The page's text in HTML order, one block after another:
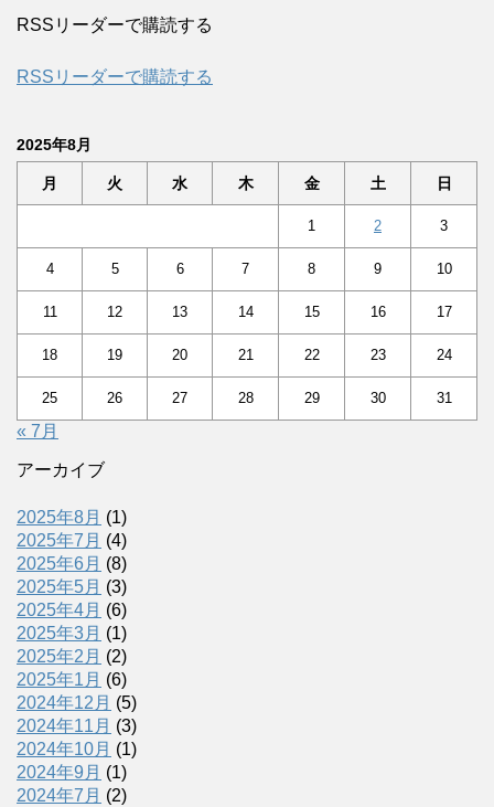
RSSリーダーで購読する
RSSリーダーで購読する
2025年8月
月 火 水 木 金 土 日
1 2 3
4 5 6 7 8 9 10
11 12 13 14 15 16 17
18 19 20 21 22 23 24
25 26 27 28 29 30 31
« 7月
アーカイブ
2025年8月 (1)
2025年7月 (4)
2025年6月 (8)
2025年5月 (3)
2025年4月 (6)
2025年3月 (1)
2025年2月 (2)
2025年1月 (6)
2024年12月 (5)
2024年11月 (3)
2024年10月 (1)
2024年9月 (1)
2024年7月 (2)